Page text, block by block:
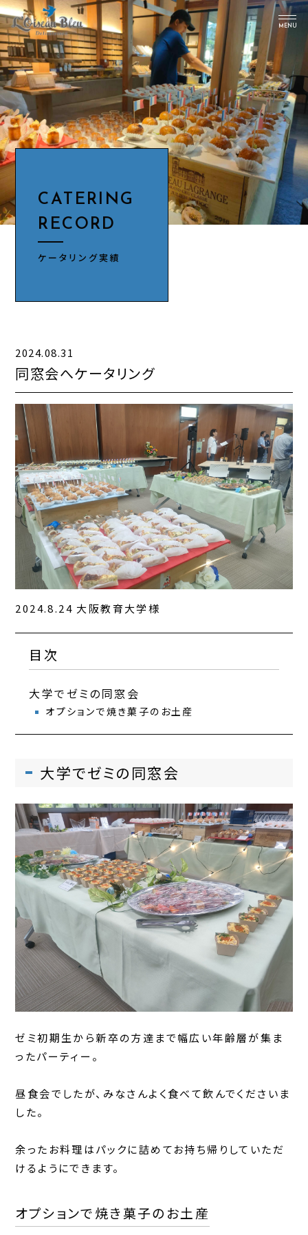
MENU
トップ
プラン一覧
ケータリング実績
インスタ
アクセス
会社情報
CATERING
RECORD
ケータリング実績
2024.08.31
同窓会へケータリング
2024.8.24 大阪教育大学様
目次
大学でゼミの同窓会
オプションで焼き菓子のお土産
大学でゼミの同窓会
ゼミ初期生から新卒の方達まで幅広い年齢層が集ま
ったパーティー。
昼食会でしたが、みなさんよく食べて飲んでくださいま
した。
余ったお料理はパックに詰めてお持ち帰りしていただ
けるようにできます。
オプションで焼き菓子のお土産